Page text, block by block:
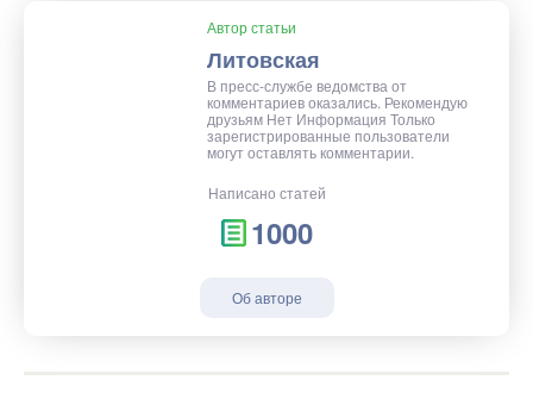
Автор статьи
Литовская
В пресс-службе ведомства от
комментариев оказались. Рекомендую
друзьям Нет Информация Только
зарегистрированные пользователи
могут оставлять комментарии.
Написано статей
1000
Об авторе